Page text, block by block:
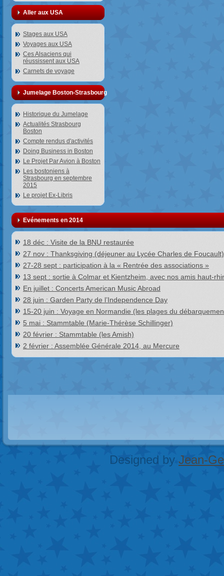
Aller aux USA
Stages aux USA
Voyages aux USA
Ces Alsaciens qui
réussissent aux USA
Carnets de voyage
Jumelage Boston-Strasbourg
Historique du Jumelage
Actualités Strasbourg
Boston
Compte rendus d'activités
Doing Business in Boston
Le Projet Par Avion à Boston
Les bostoniens à
Strasbourg en septembre
2015
Le projet Ex-Libris
Evénements en 2014
18 déc : Visite de la BNU restaurée
27 nov : Thanksgiving (déjeuner au Lycée Charles de Foucault)
27-28 sept : participation à la « Rentrée des associations »
13 sept : sortie à Colmar et Kientzheim, avec nos amis haut-
En juillet : Concerts American Music Abroad
28 juin : Garden Party de l’Independence Day
15-20 juin : Voyage en Normandie (les plages du
5 mai : Stammtable (Marie-Thérèse Schillinger)
20 février : Stammtable (les Amish)
2 février : Assemblée Générale 2014, au Mercure
Designed by Jean-